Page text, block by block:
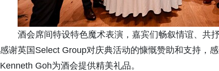
酒会席间特设特色魔术表演，嘉宾们畅叙情谊、共
感谢英国Select Group对庆典活动的慷慨赞助和支持，
Kenneth Goh为酒会提供精美礼品。